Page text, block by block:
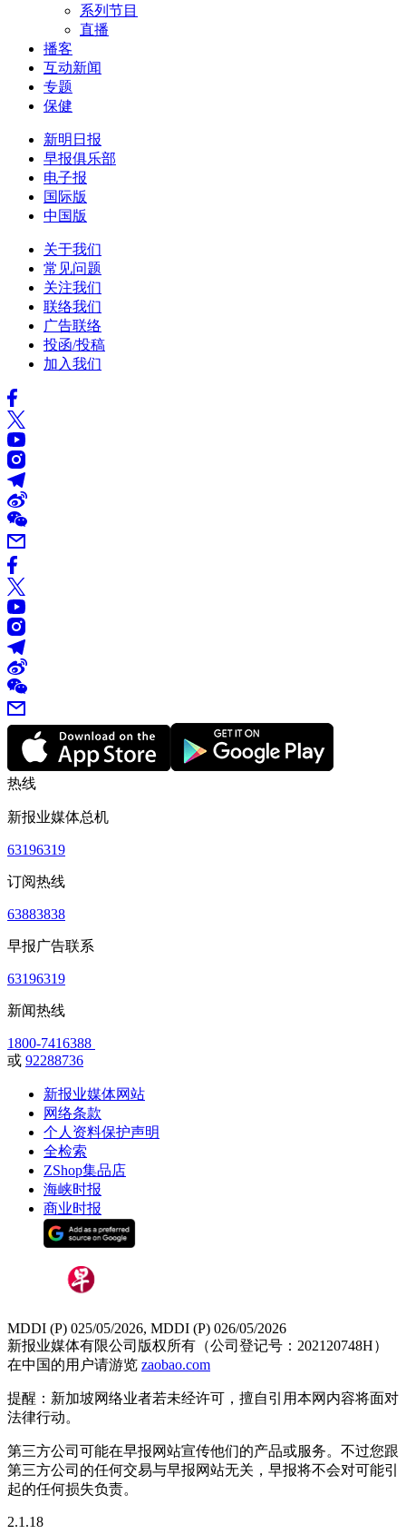
系列节目
直播
播客
互动新闻
专题
保健
新明日报
早报俱乐部
电子报
国际版
中国版
关于我们
常见问题
关注我们
联络我们
广告联络
投函/投稿
加入我们
热线
新报业媒体总机
63196319
订阅热线
63883838
早报广告联系
63196319
新闻热线
1800-7416388
或 92288736
新报业媒体网站
网络条款
个人资料保护声明
全检索
ZShop集品店
海峡时报
商业时报
MDDI (P) 025/05/2026, MDDI (P) 026/05/2026
新报业媒体有限公司版权所有（公司登记号：202120748H）
在中国的用户请游览 zaobao.com
提醒：新加坡网络业者若未经许可，擅自引用本网内容将面对
法律行动。
第三方公司可能在早报网站宣传他们的产品或服务。不过您跟
第三方公司的任何交易与早报网站无关，早报将不会对可能引
起的任何损失负责。
2.1.18